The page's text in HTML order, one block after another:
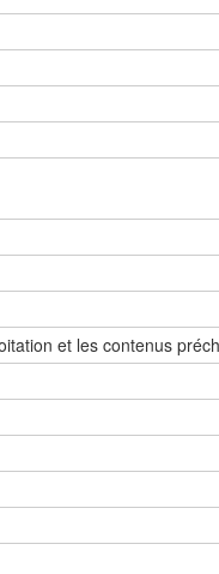
et les contenus